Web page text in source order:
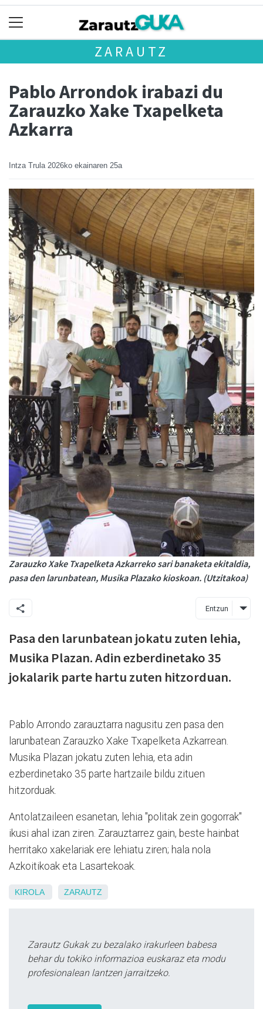
ZARAUTZ
Pablo Arrondok irabazi du
Zarauzko Xake Txapelketa
Azkarra
Intza Trula 2026ko ekainaren 25a
Zarauzko Xake Txapelketa Azkarreko sari banaketa ekitaldia,
pasa den larunbatean, Musika Plazako kioskoan. (Utzitakoa)
Entzun
Pasa den larunbatean jokatu zuten lehia,
Musika Plazan. Adin ezberdinetako 35
jokalarik parte hartu zuten hitzorduan.
Pablo Arrondo zarauztarra nagusitu zen pasa den
larunbatean Zarauzko Xake Txapelketa Azkarrean.
Musika Plazan jokatu zuten lehia, eta adin
ezberdinetako 35 parte hartzaile bildu zituen
hitzorduak.
Antolatzaileen esanetan, lehia "politak zein gogorrak"
ikusi ahal izan ziren. Zarauztarrez gain, beste hainbat
herritako xakelariak ere lehiatu ziren; hala nola
Azkoitikoak eta Lasartekoak.
KIROLA ZARAUTZ
Zarautz Gukak zu bezalako irakurleen babesa
behar du tokiko informazioa euskaraz eta modu
profesionalean lantzen jarraitzeko.